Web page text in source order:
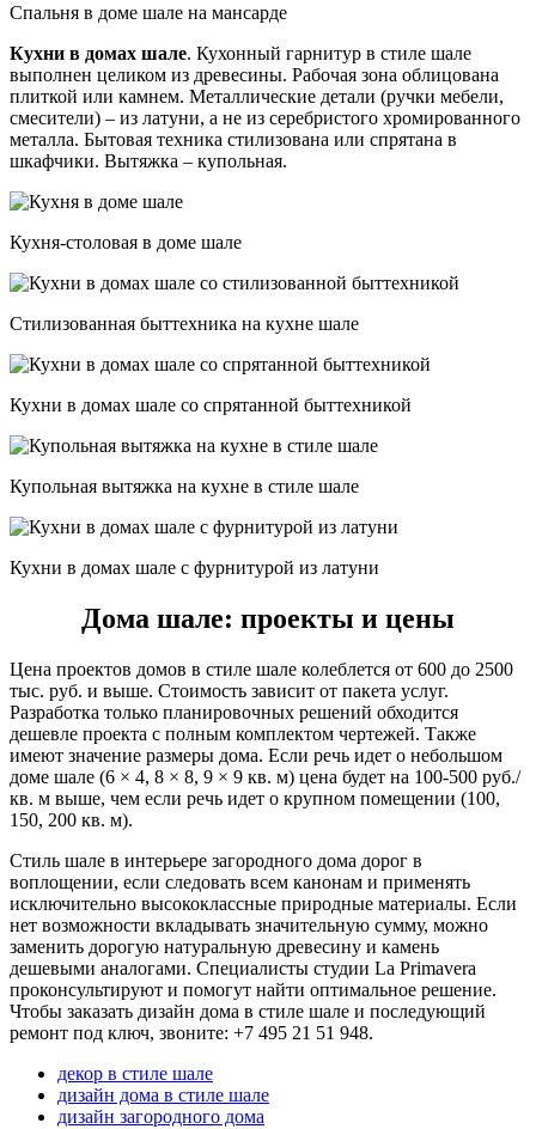
Спальня в доме шале на мансарде
Кухни в домах шале. Кухонный гарнитур в стиле шале
выполнен целиком из древесины. Рабочая зона облицована
плиткой или камнем. Металлические детали (ручки мебели,
смесители) – из латуни, а не из серебристого хромированного
металла. Бытовая техника стилизована или спрятана в
шкафчики. Вытяжка – купольная.
Кухня-столовая в доме шале
Стилизованная быттехника на кухне шале
Кухни в домах шале со спрятанной быттехникой
Купольная вытяжка на кухне в стиле шале
Кухни в домах шале с фурнитурой из латуни
Дома шале: проекты и цены
Цена проектов домов в стиле шале колеблется от 600 до 2500
тыс. руб. и выше. Стоимость зависит от пакета услуг.
Разработка только планировочных решений обходится
дешевле проекта с полным комплектом чертежей. Также
имеют значение размеры дома. Если речь идет о небольшом
доме шале (6 × 4, 8 × 8, 9 × 9 кв. м) цена будет на 100-500 руб./
кв. м выше, чем если речь идет о крупном помещении (100,
150, 200 кв. м).
Стиль шале в интерьере загородного дома дорог в
воплощении, если следовать всем канонам и применять
исключительно высококлассные природные материалы. Если
нет возможности вкладывать значительную сумму, можно
заменить дорогую натуральную древесину и камень
дешевыми аналогами. Специалисты студии La Primavera
проконсультируют и помогут найти оптимальное решение.
Чтобы заказать дизайн дома в стиле шале и последующий
ремонт под ключ, звоните: +7 495 21 51 948.
декор в стиле шале
дизайн дома в стиле шале
дизайн загородного дома